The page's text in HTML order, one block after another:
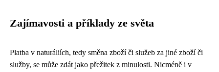
Zajímavosti a příklady ze světa
Platba v naturáliích, tedy směna zboží či služeb za jiné zboží či
služby, se může zdát jako přežitek z minulosti. Nicméně i v